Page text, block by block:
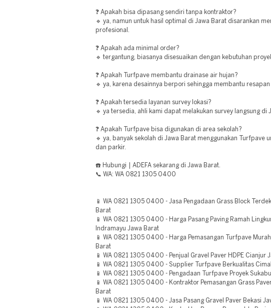
❓ Apakah bisa dipasang sendiri tanpa kontraktor?
🔹 ya, namun untuk hasil optimal di Jawa Barat disarankan
profesional.
❓ Apakah ada minimal order?
🔹 tergantung, biasanya disesuaikan dengan kebutuhan
❓ Apakah Turfpave membantu drainase air hujan?
🔹 ya, karena desainnya berpori sehingga membantu resapan
❓ Apakah tersedia layanan survey lokasi?
🔹 ya tersedia, ahli kami dapat melakukan survey langsung di
❓ Apakah Turfpave bisa digunakan di area sekolah?
🔹 ya, banyak sekolah di Jawa Barat menggunakan Turfpave
dan parkir.
☎️ Hubungi | ADEFA sekarang di Jawa Barat.
📞 WA: WA 0821 1305 0400
📱 WA 0821 1305 0400 - Jasa Pengadaan Grass Block
Barat
📱 WA 0821 1305 0400 - Harga Pasang Paving Ramah
Indramayu Jawa Barat
📱 WA 0821 1305 0400 - Harga Pemasangan Turfpave
Barat
📱 WA 0821 1305 0400 - Penjual Gravel Paver HDPE Cianjur
📱 WA 0821 1305 0400 - Supplier Turfpave Berkualitas
📱 WA 0821 1305 0400 - Pengadaan Turfpave Proyek
📱 WA 0821 1305 0400 - Kontraktor Pemasangan Grass
Barat
📱 WA 0821 1305 0400 - Jasa Pasang Gravel Paver Bekasi